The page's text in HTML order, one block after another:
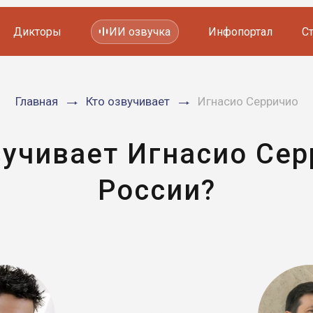
Мультфильмов
Дикторы ИИ озвучка Инфопортал
Главная Кто озвучивает Игнасио Серричио
Игнасио
России?